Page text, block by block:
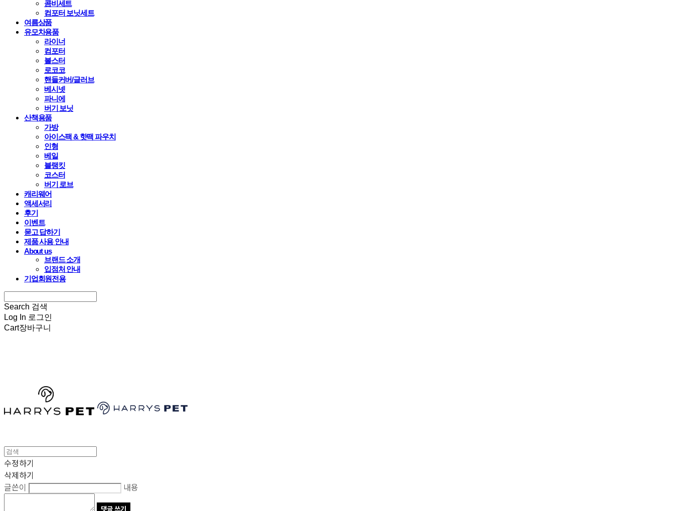
콤비세트
컴포터 보닛세트
여름상품
유모차용품
라이너
컴포터
볼스터
로코코
핸들커버/글러브
베시넷
파니에
버기 보닛
산책용품
가방
아이스팩 & 핫팩 파우치
인형
베일
블랭킷
코스터
버기 로브
캐리웨어
액세서리
후기
이벤트
묻고 답하기
제품 사용 안내
About us
브랜드 소개
입점처 안내
기업회원전용
Search 검색
Log In 로그인
Cart장바구니
수정하기
삭제하기
글쓴이
내용
댓글 쓰기